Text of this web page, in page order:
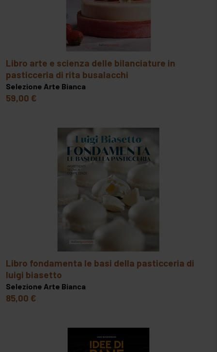
libro arte e scienza delle bilanciature in
pasticceria di rita busalacchi
Selezione Arte Bianca
59,00 €
libro fondamenta le basi della pasticceria di
luigi biasetto
Selezione Arte Bianca
85,00 €